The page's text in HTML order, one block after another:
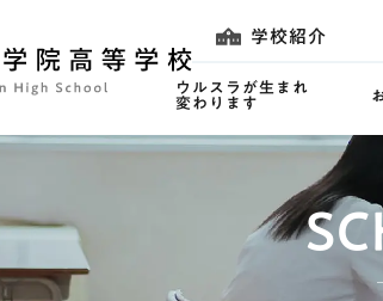
学校紹介
ウルスラが生まれ
変わります